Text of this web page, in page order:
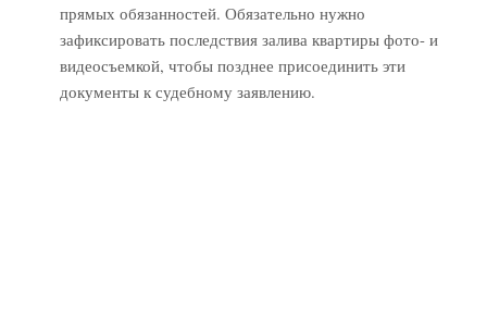
прямых обязанностей. Обязательно нужно
зафиксировать последствия залива квартиры фото- и
видеосъемкой, чтобы позднее присоединить эти
документы к судебному заявлению.